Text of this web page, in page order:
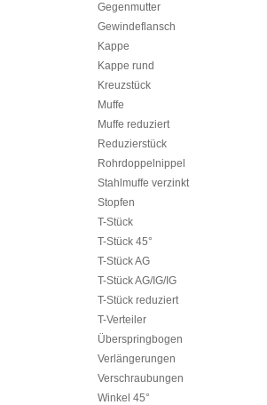
Gegenmutter
Gewindeflansch
Kappe
Kappe rund
Kreuzstück
Muffe
Muffe reduziert
Reduzierstück
Rohrdoppelnippel
Stahlmuffe verzinkt
Stopfen
T-Stück
T-Stück 45°
T-Stück AG
T-Stück AG/IG/IG
T-Stück reduziert
T-Verteiler
Überspringbogen
Verlängerungen
Verschraubungen
Winkel 45°